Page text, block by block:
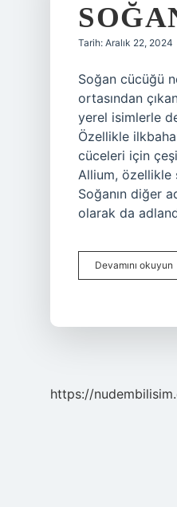
Tarih: Aralık 22, 2024
Soğan cücüğü
ortasından
yerel isimlerle
Özellikle
cüceleri için
Allium, özellikle
Soğanın diğer
olarak da
Devamını okuyun
https://